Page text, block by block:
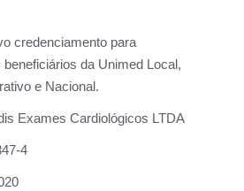
credenciamento para
beneficiários da Unimed Local,
e Nacional.
Exames Cardiológicos LTDA
4